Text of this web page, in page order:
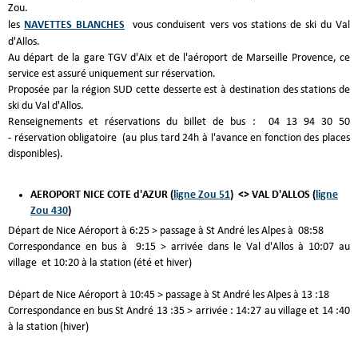
Zou.
les NAVETTES BLANCHES
vous conduisent vers vos stations de ski du Val
d'Allos.
Au départ de la gare TGV d'Aix et de l'aéroport de Marseille Provence, ce
service est assuré uniquement sur réservation.
Proposée par la région SUD cette desserte est à destination des stations de
ski du Val d'Allos.
Renseignements et réservations du billet de bus : 04 13 94 30 50
- réservation obligatoire (au plus tard 24h à l'avance en fonction des places
disponibles).
AEROPORT NICE COTE d'AZUR ( ligne Zou 51) <> VAL D'ALLOS ( ligne
Zou 430)
Départ de Nice Aéroport à 6:25 > passage à St André les Alpes à 08:58
Correspondance en bus à 9:15 > arrivée dans le Val d'Allos à 10:07 au
village et 10:20 à la station (été et hiver)
Départ de Nice Aéroport à 10:45 > passage à St André les Alpes à 13 :18
Correspondance en bus St André 13 :35 > arrivée : 14:27 au village et 14 :40
à la station (hiver)